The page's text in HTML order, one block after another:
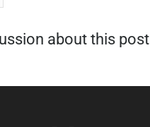
about this post